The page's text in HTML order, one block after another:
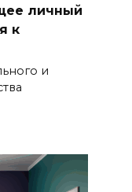
личный
к
и